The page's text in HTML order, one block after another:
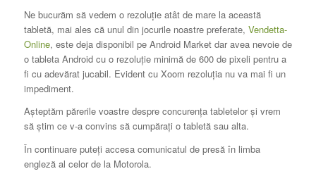
Ne bucurăm să vedem o rezoluţie atât de mare la această
tabletă, mai ales că unul din jocurile noastre preferate, Vendetta-
Online, este deja disponibil pe Android Market dar avea nevoie de
o tableta Android cu o rezoluţie minimă de 600 de pixeli pentru a
fi cu adevărat jucabil. Evident cu Xoom rezoluţia nu va mai fi un
impediment.
Aşteptăm părerile voastre despre concurenţa tabletelor şi vrem
să ştim ce v-a convins să cumpăraţi o tabletă sau alta.
În continuare puteţi accesa comunicatul de presă în limba
engleză al celor de la Motorola.